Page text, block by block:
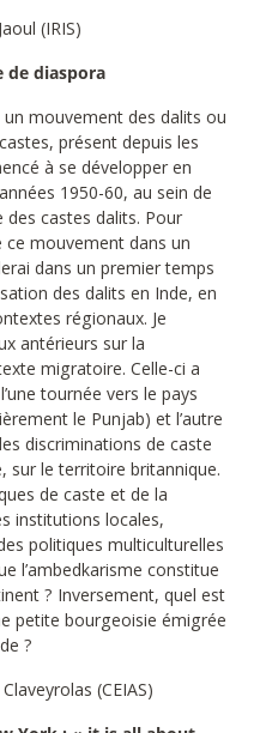
(IRIS)
de diaspora
mouvement des dalits ou
présent depuis les
à se développer en
1950-60, au sein de
castes dalits. Pour
ce mouvement dans un
dans un premier temps
des dalits en Inde, en
régionaux. Je
antérieurs sur la
migratoire. Celle-ci a
tournée vers le pays
le Punjab) et l’autre
discriminations de caste
sur le territoire britannique.
de caste et de la
institutions locales,
politiques multiculturelles
l’ambedkarisme constitue
? Inversement, quel est
petite bourgeoisie émigrée
?
(CEIAS)